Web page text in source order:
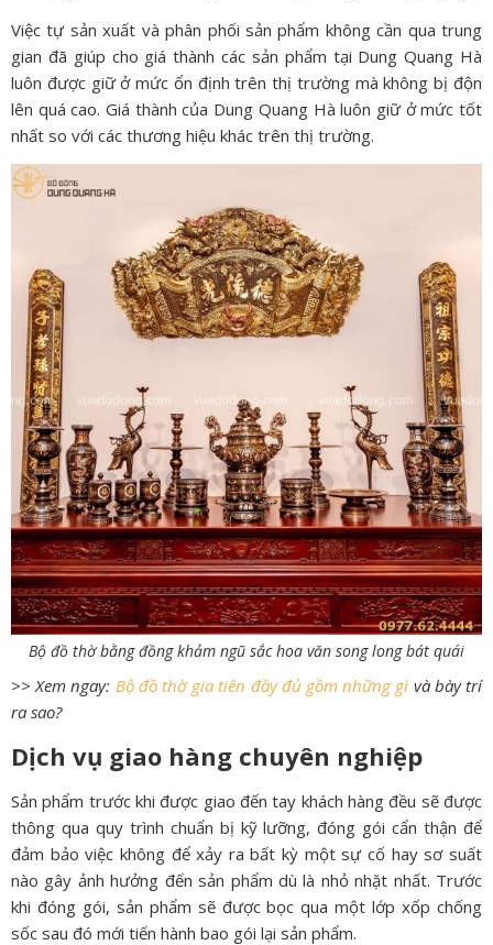
Việc tự sản xuất và phân phối sản phẩm không cần qua trung
gian đã giúp cho giá thành các sản phẩm tại Dung Quang Hà
luôn được giữ ở mức ổn định trên thị trường mà không bị độn
lên quá cao. Giá thành của Dung Quang Hà luôn giữ ở mức tốt
nhất so với các thương hiệu khác trên thị trường.
Bộ đồ thờ bằng đồng khảm ngũ sắc hoa văn song long bát quái
>> Xem ngay: Bộ đồ thờ gia tiên đầy đủ gồm những gì và bày trí
ra sao?
Dịch vụ giao hàng chuyên nghiệp
Sản phẩm trước khi được giao đến tay khách hàng đều sẽ được
thông qua quy trình chuẩn bị kỹ lưỡng, đóng gói cẩn thận để
đảm bảo việc không để xảy ra bất kỳ một sự cố hay sơ suất
nào gây ảnh hưởng đến sản phẩm dù là nhỏ nhặt nhất. Trước
khi đóng gói, sản phẩm sẽ được bọc qua một lớp xốp chống
sốc sau đó mới tiến hành bao gói lại sản phẩm.